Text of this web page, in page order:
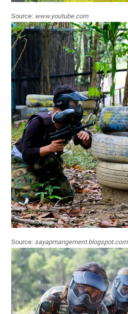
Source: www.youtube.com
Source: sayapmangement.blogspot.com